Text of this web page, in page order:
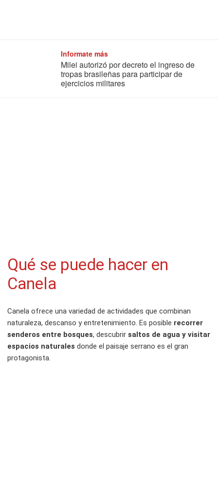
Informate más
Milei autorizó por decreto el ingreso de
tropas brasileñas para participar de
ejercicios militares
Qué se puede hacer en
Canela
Canela ofrece una variedad de actividades que combinan
naturaleza, descanso y entretenimiento. Es posible recorrer
senderos entre bosques, descubrir saltos de agua y visitar
espacios naturales donde el paisaje serrano es el gran
protagonista.